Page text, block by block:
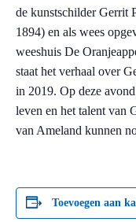
de kunstschilder Gerrit
1894) en als wees
weeshuis De
staat het verhaal over
in 2019. Op deze
leven en het talent van
van Ameland kunnen
Toevoegen aan